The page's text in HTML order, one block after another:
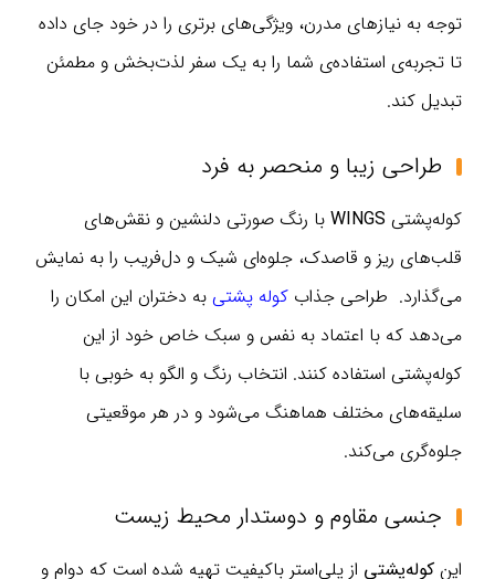
توجه به نیازهای مدرن، ویژگی‌های برتری را در خود جای داده
تا تجربه‌ی استفاده‌ی شما را به یک سفر لذت‌بخش و مطمئن
تبدیل کند.
طراحی زیبا و منحصر به فرد
کوله‌پشتی WINGS با رنگ صورتی دلنشین و نقش‌های
قلب‌های ریز و قاصدک، جلوه‌ای شیک و دل‌فریب را به نمایش
می‌گذارد. طراحی جذاب کوله پشتی به دختران این امکان را
می‌دهد که با اعتماد به نفس و سبک خاص خود از این
کوله‌پشتی استفاده کنند. انتخاب رنگ و الگو به خوبی با
سلیقه‌های مختلف هماهنگ می‌شود و در هر موقعیتی
جلوه‌گری می‌کند.
جنسی مقاوم و دوستدار محیط زیست
این کوله‌پشتی از پلی‌استر باکیفیت تهیه شده است که دوام و